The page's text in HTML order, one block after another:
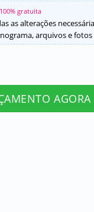
gratuita
as alterações
arquivos e
AGORA